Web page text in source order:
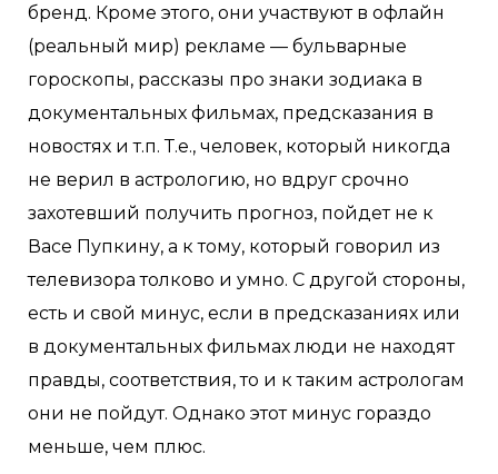
бренд. Кроме этого, они участвуют в офлайн
(реальный мир) рекламе — бульварные
гороскопы, рассказы про знаки зодиака в
документальных фильмах, предсказания в
новостях и т.п. Т.е., человек, который никогда
не верил в астрологию, но вдруг срочно
захотевший получить прогноз, пойдет не к
Васе Пупкину, а к тому, который говорил из
телевизора толково и умно. С другой стороны,
есть и свой минус, если в предсказаниях или
в документальных фильмах люди не находят
правды, соответствия, то и к таким астрологам
они не пойдут. Однако этот минус гораздо
меньше, чем плюс.